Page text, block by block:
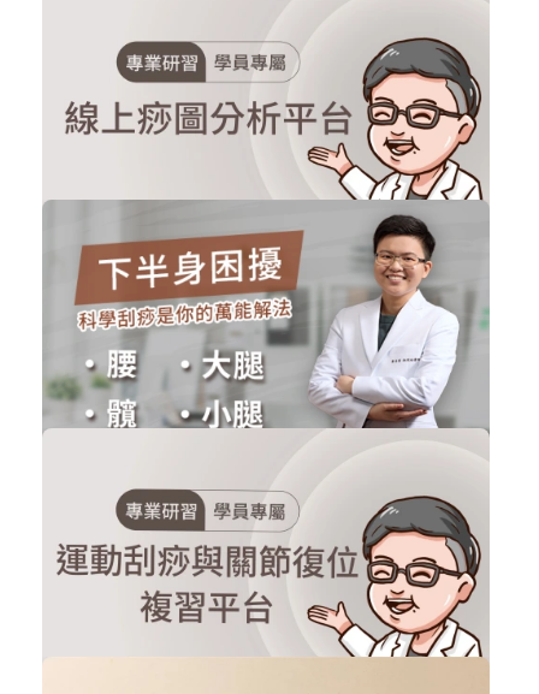
全身刮痧直播課程(2021已直播完畢)
刮痧線上課程
購買後有效期限：課程下架時
25800
233
申請加入
學員專屬-線上痧圖分析平台(限2022年...
刮痧實體課程
購買後有效期限：課程下架時
16165
595
科學刮痧-刮除下半身困擾的萬能解法
刮痧線上課程
購買後有效期限：課程下架時
14297
367